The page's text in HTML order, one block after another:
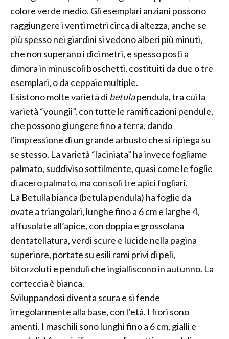
colore verde medio. Gli esemplari anziani possono
raggiungere i venti metri circa di altezza, anche se
più spesso nei giardini si vedono alberi più minuti,
che non superano i dici metri, e spesso posti a
dimora in minuscoli boschetti, costituiti da due o tre
esemplari, o da ceppaie multiple.
Esistono molte varietà di betulapendula, tra cui la
varietà “youngii”, con tutte le ramificazioni pendule,
che possono giungere fino a terra, dando
l’impressione di un grande arbusto che si ripiega su
se stesso. La varietà “laciniata” ha invece fogliame
palmato, suddiviso sottilmente, quasi come le foglie
di acero palmato, ma con soli tre apici fogliari.
La Betulla bianca (betula pendula) ha foglie da
ovate a triangolari, lunghe fino a 6 cm e larghe 4,
affusolate all’apice, con doppia e grossolana
dentatellatura, verdi scure e lucide nella pagina
superiore, portate su esili rami privi di peli,
bitorzoluti e penduli che ingialliscono in autunno. La
corteccia è bianca.
Sviluppandosi diventa scura e si fende
irregolarmente alla base, con l’età. I fiori sono
amenti. I maschili sono lunghi fino a 6 cm, gialli e